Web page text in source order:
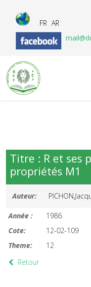
FR AR
Titre : R et ses
propriétés M1
Auteur:
Année :
1986
Cote:
12-02-109
Theme:
12
Retour